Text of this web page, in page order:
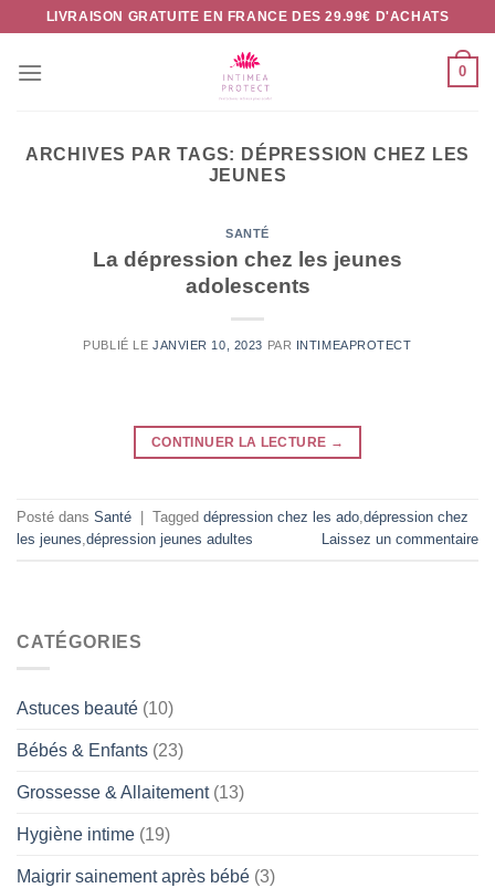
Passer
contenu
LIVRAISON GRATUITE EN FRANCE DES 29.99€ D'ACHATS
0
ARCHIVES PAR TAGS: DÉPRESSION CHEZ LES
JEUNES
SANTÉ
La dépression chez les jeunes
adolescents
PUBLIÉ LE JANVIER 10, 2023 PAR INTIMEAPROTECT
CONTINUER LA LECTURE →
Posté dans Santé Tagged dépression chez les ado dépression chez
les jeunes dépression jeunes adultes Laissez un commentaire
CATÉGORIES
Astuces beauté (10)
Bébés & Enfants (23)
Grossesse & Allaitement(13)
Hygiène intime (19)
Maigrir sainement après bébé (3)